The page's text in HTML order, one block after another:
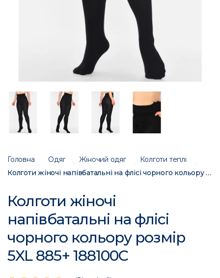
Головна Одяг Жіночий одяг
Колготи теплі
Колготи жіночі напівбатальні на флісі чорного кольору розмір 5XL 885+ 188100C
Колготи жіночі
напівбатальні на флісі
чорного кольору розмір
5XL 885+ 188100C